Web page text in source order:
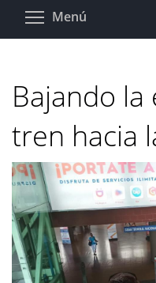
Pasar
Menú
Bajando la
tren hacia